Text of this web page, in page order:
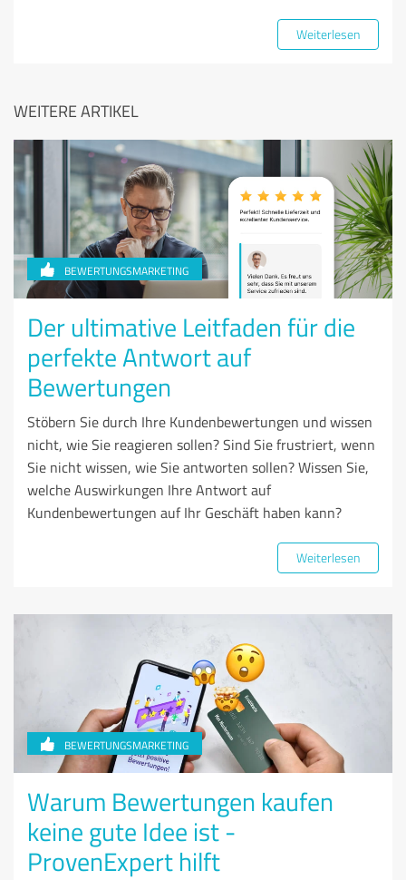
Weiterlesen
WEITERE ARTIKEL
BEWERTUNGSMARKETING
Der ultimative Leitfaden für die
perfekte Antwort auf
Bewertungen
Stöbern Sie durch Ihre Kundenbewertungen und wissen
nicht, wie Sie reagieren sollen? Sind Sie frustriert, wenn
Sie nicht wissen, wie Sie antworten sollen? Wissen Sie,
welche Auswirkungen Ihre Antwort auf
Kundenbewertungen auf Ihr Geschäft haben kann?
Weiterlesen
BEWERTUNGSMARKETING
Warum Bewertungen kaufen
keine gute Idee ist -
ProvenExpert hilft